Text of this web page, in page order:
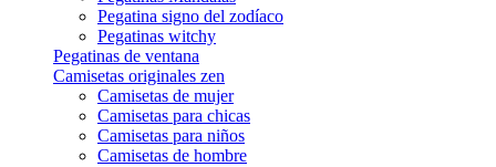
Pegatina signo del zodíaco
Pegatinas witchy
Pegatinas de ventana
Camisetas originales zen
Camisetas de mujer
Camisetas para chicas
Camisetas para niños
Camisetas de hombre